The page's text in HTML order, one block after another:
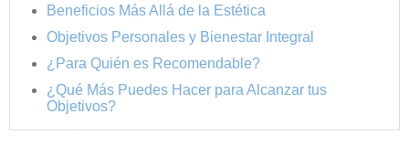
Beneficios Más Allá de la Estética
Objetivos Personales y Bienestar Integral
¿Para Quién es Recomendable?
¿Qué Más Puedes Hacer para Alcanzar tus
Objetivos?